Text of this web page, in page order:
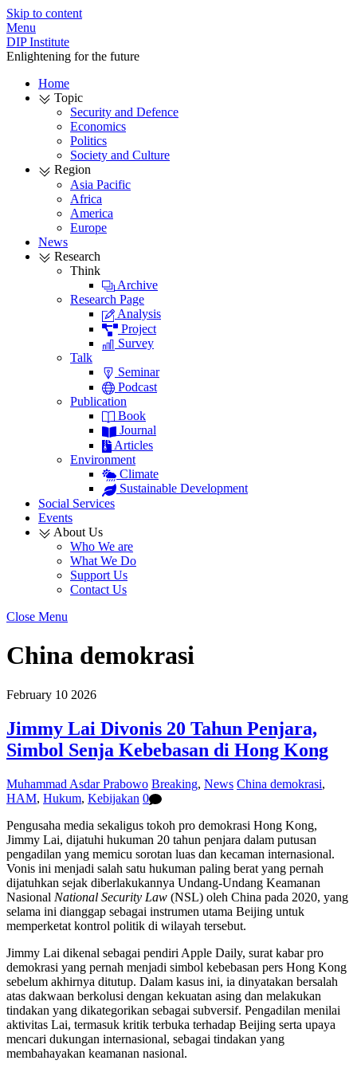
Skip to content
Menu
DIP Institute
Enlightening for the future
Home
Topic
Security and Defence
Economics
Politics
Society and Culture
Region
Asia Pacific
Africa
America
Europe
News
Research
Think
Archive
Research Page
Analysis
Project
Survey
Talk
Seminar
Podcast
Publication
Book
Journal
Articles
Environment
Climate
Sustainable Development
Social Services
Events
About Us
Who We are
What We Do
Support Us
Contact Us
Close Menu
China demokrasi
February 10 2026
Jimmy Lai Divonis 20 Tahun Penjara,
Simbol Senja Kebebasan di Hong Kong
Muhammad Asdar Prabowo Breaking, News China demokrasi,
HAM, Hukum, Kebijakan 0
Pengusaha media sekaligus tokoh pro demokrasi Hong Kong,
Jimmy Lai, dijatuhi hukuman 20 tahun penjara dalam putusan
pengadilan yang memicu sorotan luas dan kecaman internasional.
Vonis ini menjadi salah satu hukuman paling berat yang pernah
dijatuhkan sejak diberlakukannya Undang-Undang Keamanan
Nasional National Security Law (NSL) oleh China pada 2020, yang
selama ini dianggap sebagai instrumen utama Beijing untuk
memperketat kontrol politik di wilayah tersebut.
Jimmy Lai dikenal sebagai pendiri Apple Daily, surat kabar pro
demokrasi yang pernah menjadi simbol kebebasan pers Hong Kong
sebelum akhirnya ditutup. Dalam kasus ini, ia dinyatakan bersalah
atas dakwaan berkolusi dengan kekuatan asing dan melakukan
tindakan yang dikategorikan sebagai subversif. Pengadilan menilai
aktivitas Lai, termasuk kritik terbuka terhadap Beijing serta upaya
mencari dukungan internasional, sebagai tindakan yang
membahayakan keamanan nasional.